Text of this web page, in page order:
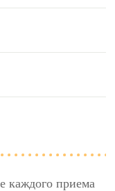
каждого приема